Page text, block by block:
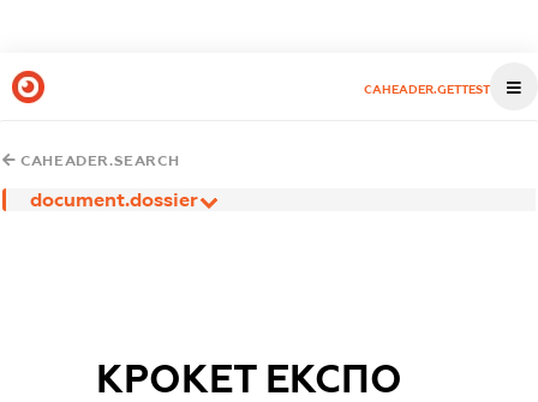
CAHEADER.GETTEST
CAHEADER.SEARCH
document.dossier
КРОКЕТ ЕКСПО